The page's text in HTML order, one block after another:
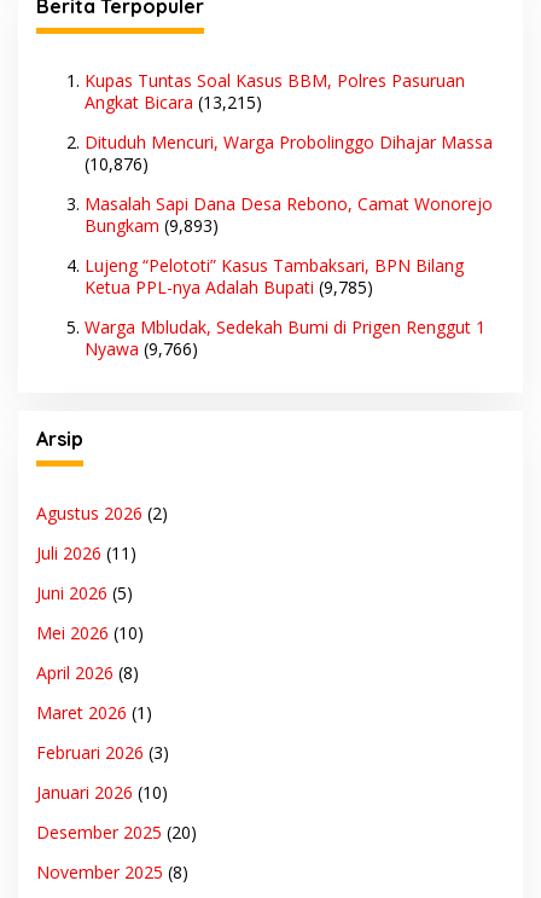
Berita Terpopuler
Kupas Tuntas Soal Kasus BBM, Polres Pasuruan
Angkat Bicara (13,215)
Dituduh Mencuri, Warga Probolinggo Dihajar Massa
(10,876)
Masalah Sapi Dana Desa Rebono, Camat Wonorejo
Bungkam (9,893)
Lujeng “Pelototi” Kasus Tambaksari, BPN Bilang
Ketua PPL-nya Adalah Bupati (9,785)
Warga Mbludak, Sedekah Bumi di Prigen Renggut 1
Nyawa (9,766)
Arsip
Agustus 2026 (2)
Juli 2026 (11)
Juni 2026 (5)
Mei 2026 (10)
April 2026 (8)
Maret 2026 (1)
Februari 2026 (3)
Januari 2026 (10)
Desember 2025 (20)
November 2025 (8)